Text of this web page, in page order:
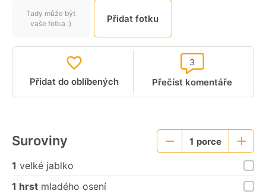
Tady může být
vaše fotka :)
Přidat fotku
Přidat do oblíbených Přečíst komentáře
3
Suroviny
Menší
1 porce
Větší
porce
1 velké jablko
1 hrst mladého osení